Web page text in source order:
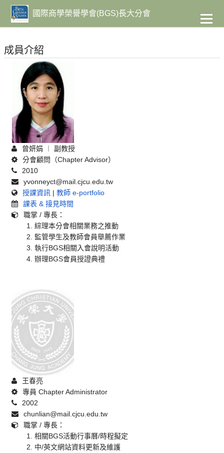
主
要
容
國際商學榮譽學會(BGS)長大分會
成員介紹
曾妍娟 ︱ 副教授
分會顧問（Chapter Advisor）
2010
yvonneyct@mail.cjcu.edu.tw
授課資訊 |教師 e-portfolio
課表 & 接見時間
職掌 / 專長：
1. 綜理本分會相關業務之推動
2. 監管學生及教師會員舉薦作業
3. 執行BGS相關入會說明活動
4. 辦理BGS會員授證典禮
王春亮
專員 Chapter Administrator
2002
chunlian@mail.cjcu.edu.tw
職掌 / 專長：
1. 相關BGS活動行事曆/時程擬定
2. 中/英文網站資料更新及維護